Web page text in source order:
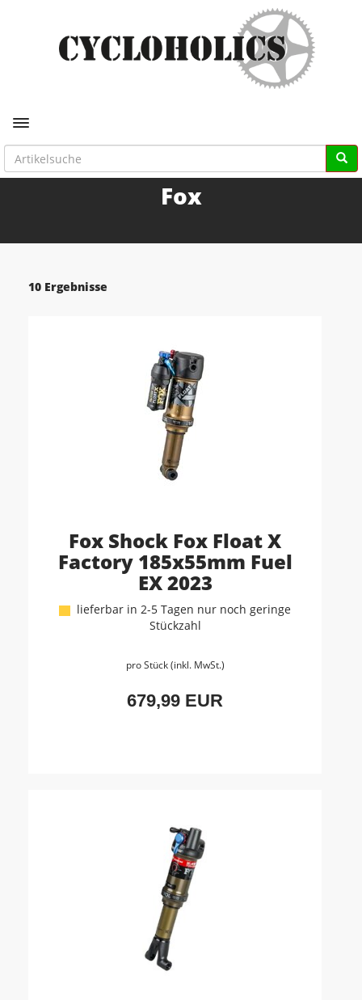
Toggle navigation
Fox
10 Ergebnisse
Fox Shock Fox Float X
Factory 185x55mm Fuel
EX 2023
lieferbar in 2-5 Tagen nur noch geringe
Stückzahl
pro Stück (inkl. MwSt.)
679,99 EUR